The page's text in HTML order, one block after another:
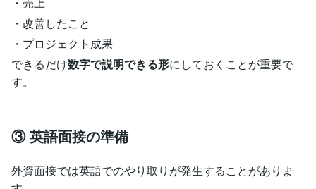
・改善したこと
・プロジェクト成果
できるだけ数字で説明できる形にしておくことが重要で
す。
③ 英語面接の準備
外資面接では英語でのやり取りが発生することがありま